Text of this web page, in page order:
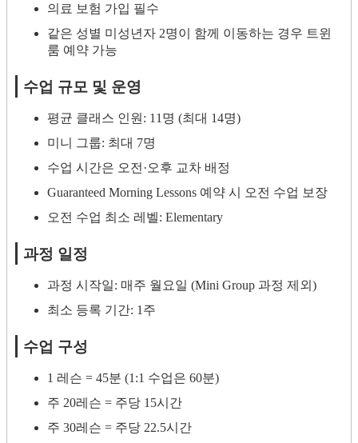
의료 보험 가입 필수
같은 성별 미성년자 2명이 함께 이동하는 경우 트윈
룸 예약 가능
수업 규모 및 운영
평균 클래스 인원: 11명 (최대 14명)
미니 그룹: 최대 7명
수업 시간은 오전·오후 교차 배정
Guaranteed Morning Lessons 예약 시 오전 수업 보장
오전 수업 최소 레벨: Elementary
과정 일정
과정 시작일: 매주 월요일 (Mini Group 과정 제외)
최소 등록 기간: 1주
수업 구성
1 레슨 = 45분 (1:1 수업은 60분)
주 20레슨 = 주당 15시간
주 30레슨 = 주당 22.5시간